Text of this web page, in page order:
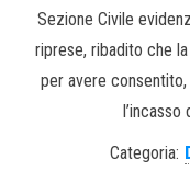
Sezione Civile
riprese, ribadito che
per avere consentito,
l’incasso
Categoria: